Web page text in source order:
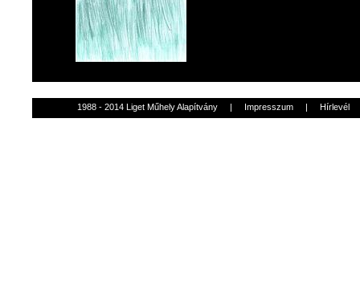
1988 - 2014 Liget Műhely Alapítvány | Impresszum | Hírlevél